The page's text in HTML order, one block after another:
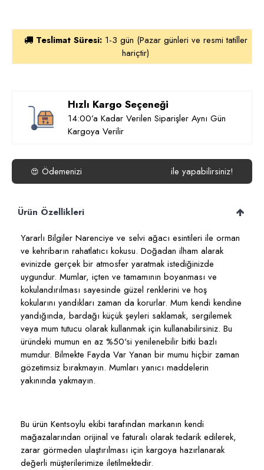
Teslimat Süresi: 1-3 gün (Pazar günleri ve resmi tatiller
hariçtir)
Hızlı Kargo Seçeneği
14:00’a Kadar Verilen Siparişler Aynı Gün
Kargoya Verilir
😍 Ödemenizi ile yapabilirsiniz!
Ürün Özellikleri
Yararlı Bilgiler Narenciye ve selvi ağacı esintileri ile orman
ve kehribarın rahatlatıcı kokusu. Doğadan ilham alarak
evinizde gerçek bir atmosfer yaratmak istediğinizde
uygundur. Mumlar, içten ve tamamının boyanması ve
kokulandırılması sayesinde güzel renklerini ve hoş
kokularını yandıkları zaman da korurlar. Mum kendi kendine
yandığında, bardağı küçük şeyleri saklamak, sergilemek
veya mum tutucu olarak kullanmak için kullanabilirsiniz. Bu
üründeki mumun en az %50'si yenilenebilir bitki bazlı
mumdur. Bilmekte Fayda Var Yanan bir mumu hiçbir zaman
gözetimsiz bırakmayın. Mumları yanıcı maddelerin
yakınında yakmayın.
Bu ürün Kentsoylu ekibi tarafından markanın kendi
mağazalarından orijinal ve faturalı olarak tedarik edilerek,
zarar görmeden ulaştırılması için kargoya hazırlanarak
değerli müşterilerimize iletilmektedir.